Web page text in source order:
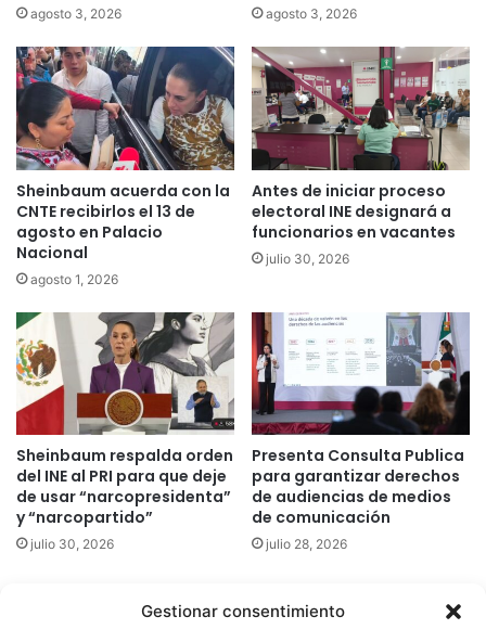
Gestionar consentimiento
agosto 3, 2026 agosto 3, 2026
Sheinbaum acuerda con la
CNTE recibirlos el 13 de
agosto en Palacio
Nacional
agosto 1, 2026
Antes de iniciar proceso
electoral INE designará a
funcionarios en vacantes
julio 30, 2026
Sheinbaum respalda orden
del INE al PRI para que deje
de usar “narcopresidenta”
y “narcopartido”
julio 30, 2026
Presenta Consulta Publica
para garantizar derechos
de audiencias de medios
de comunicación
julio 28, 2026